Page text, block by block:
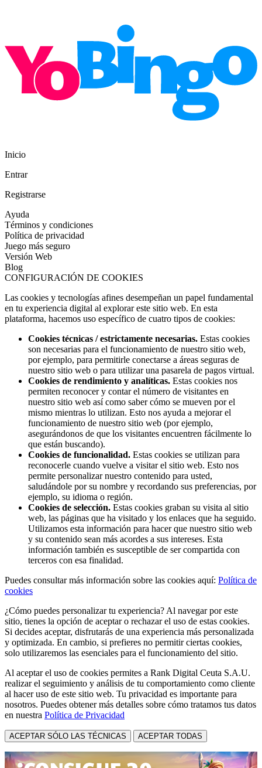
Inicio
Entrar
Registrarse
Ayuda
Términos y condiciones
Política de privacidad
Juego más seguro
Versión Web
Blog
CONFIGURACIÓN DE COOKIES
Las cookies y tecnologías afines desempeñan un papel fundamental
en tu experiencia digital al explorar este sitio web. En esta
plataforma, hacemos uso específico de cuatro tipos de cookies:
Cookies técnicas / estrictamente necesarias. Estas cookies
son necesarias para el funcionamiento de nuestro sitio web,
por ejemplo, para permitirle conectarse a áreas seguras de
nuestro sitio web o para utilizar una pasarela de pagos virtual.
Cookies de rendimiento y analíticas. Estas cookies nos
permiten reconocer y contar el número de visitantes en
nuestro sitio web así como saber cómo se mueven por el
mismo mientras lo utilizan. Esto nos ayuda a mejorar el
funcionamiento de nuestro sitio web (por ejemplo,
asegurándonos de que los visitantes encuentren fácilmente lo
que están buscando).
Cookies de funcionalidad. Estas cookies se utilizan para
reconocerle cuando vuelve a visitar el sitio web. Esto nos
permite personalizar nuestro contenido para usted,
saludándole por su nombre y recordando sus preferencias, por
ejemplo, su idioma o región.
Cookies de selección. Estas cookies graban su visita al sitio
web, las páginas que ha visitado y los enlaces que ha seguido.
Utilizamos esta información para hacer que nuestro sitio web
y su contenido sean más acordes a sus intereses. Esta
información también es susceptible de ser compartida con
terceros con esa finalidad.
Puedes consultar más información sobre las cookies aquí: Política de
cookies
¿Cómo puedes personalizar tu experiencia? Al navegar por este
sitio, tienes la opción de aceptar o rechazar el uso de estas cookies.
Si decides aceptar, disfrutarás de una experiencia más personalizada
y optimizada. En cambio, si prefieres no permitir ciertas cookies,
solo utilizaremos las esenciales para el funcionamiento del sitio.
Al aceptar el uso de cookies permites a Rank Digital Ceuta S.A.U.
realizar el seguimiento y análisis de tu comportamiento como cliente
al hacer uso de este sitio web. Tu privacidad es importante para
nosotros. Puedes obtener más detalles sobre cómo tratamos tus datos
en nuestra Política de Privacidad
ACEPTAR SÓLO LAS TÉCNICAS ACEPTAR TODAS